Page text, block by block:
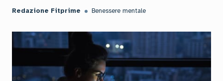
Redazione Fitprime Benessere mentale